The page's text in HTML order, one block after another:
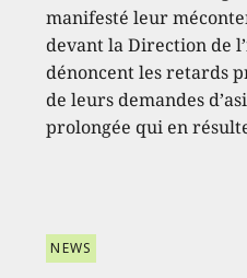
manifesté leur
devant la Direction de
dénoncent les retards
de leurs demandes
prolongée qui en
NEWS